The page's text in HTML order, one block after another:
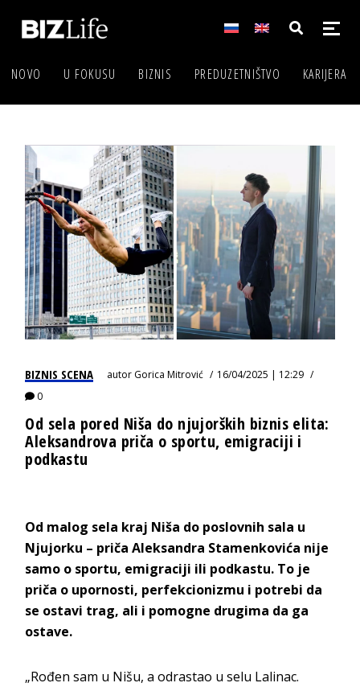
NOVO U FOKUSU BIZNIS PREDUZETNIŠTVO KARIJERA
BIZNIS SCENA autor Gorica Mitrović
16/04/2025 | 12:29
0
Od sela pored Niša do njujorških biznis elita:
Aleksandrova priča o sportu, emigraciji i
podkastu
Od malog sela kraj Niša do poslovnih sala u
Njujorku – priča Aleksandra Stamenkovića nije
samo o sportu, emigraciji ili podkastu. To je
priča o upornosti, perfekcionizmu i potrebi da
se ostavi trag, ali i pomogne drugima da ga
ostave.
„Rođen sam u Nišu, a odrastao u selu Lalinac.